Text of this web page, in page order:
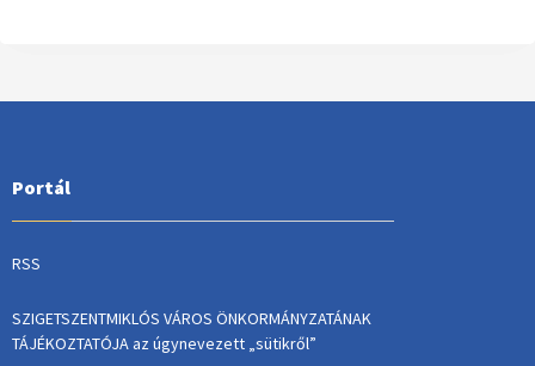
Portál
RSS
SZIGETSZENTMIKLÓS VÁROS ÖNKORMÁNYZATÁNAK
TÁJÉKOZTATÓJA az úgynevezett „sütikről”